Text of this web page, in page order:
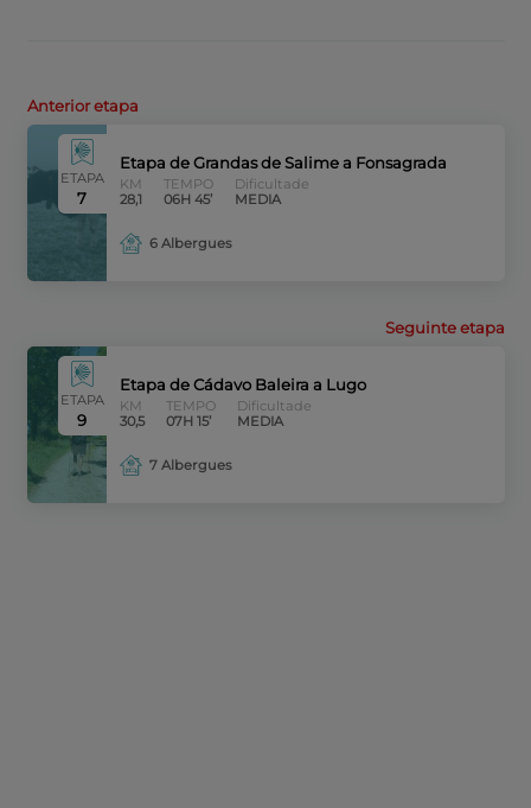
Anterior etapa
ETAPA
7
Etapa de Grandas de Salime a Fonsagrada
KM
28,1
TEMPO
06H 45’
Dificultade
MEDIA
6 Albergues
Seguinte etapa
ETAPA
9
Etapa de Cádavo Baleira a Lugo
KM
30,5
TEMPO
07H 15’
Dificultade
MEDIA
7 Albergues